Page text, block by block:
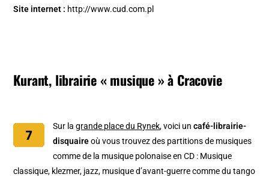
Site internet : http://www.cud.com.pl
Kurant, librairie « musique » à Cracovie
Sur lagrande place du Rynek, voici uncafé-librairie-
disquaireoù vous trouvez des partitions de musiques
comme de la musique polonaise en CD : Musique
classique, klezmer, jazz, musique d’avant-guerre comme du tango